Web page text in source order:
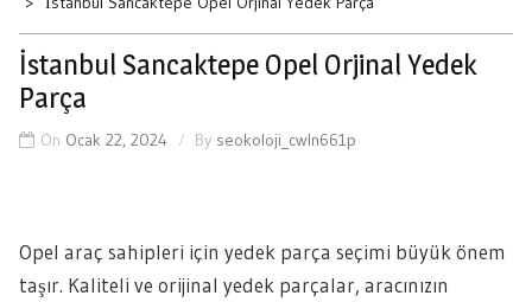
İstanbul Sancaktepe Opel Orjinal Yedek
Parça
On Ocak 22, 2024 By seokoloji_cwln661p
Opel araç sahipleri için yedek parça seçimi büyük önem
taşır. Kaliteli ve orijinal yedek parçalar, aracınızın